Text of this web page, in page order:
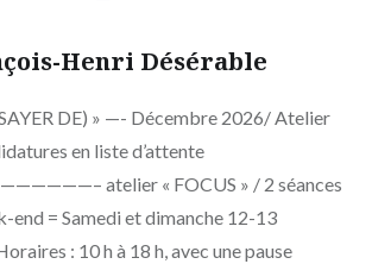
Henri Désérable
DE) » —- Décembre 2026/ Atelier
en liste d’attente
atelier « FOCUS » / 2 séances
end = Samedi et dimanche 12-13
: 10 h à 18 h, avec une pause